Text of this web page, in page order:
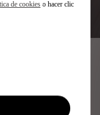
de cookies o hacer clic